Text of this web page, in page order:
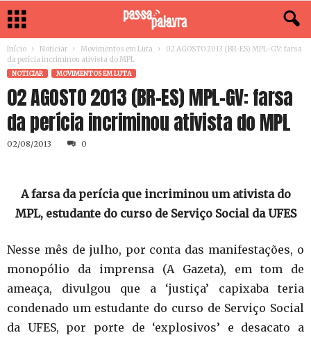
Início Noticiar Movimentos em Luta
02 AGOSTO 2013 (BR-ES) MPL-GV: farsa
da perícia incriminou ativista do MPL
NOTICIAR MOVIMENTOS EM LUTA
02 AGOSTO 2013 (BR-ES) MPL-GV: farsa
da perícia incriminou ativista do MPL
02/08/2013 0
A farsa da perícia que incriminou um ativista do
MPL, estudante do curso de Serviço Social da UFES
Nesse mês de julho, por conta das manifestações, o
monopólio da imprensa (A Gazeta), em tom de
ameaça, divulgou que a ‘justiça’ capixaba teria
condenado um estudante do curso de Serviço Social
da UFES, por porte de ‘explosivos’ e desacato a